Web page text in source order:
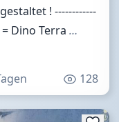
! ------------
= Dino Terra …
128